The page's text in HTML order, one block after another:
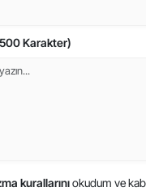
Karakter)
kurallarınıokudum ve